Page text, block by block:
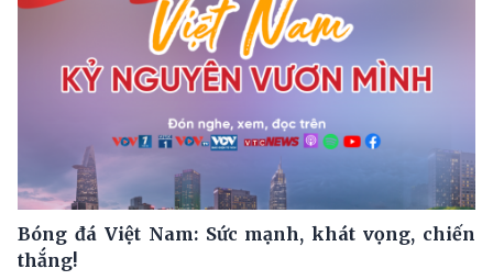
Bóng đá Việt Nam: Sức mạnh, khát vọng, chiến
thắng!